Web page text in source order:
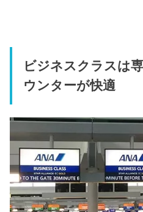
ビジネスクラスは
ウンターが快適